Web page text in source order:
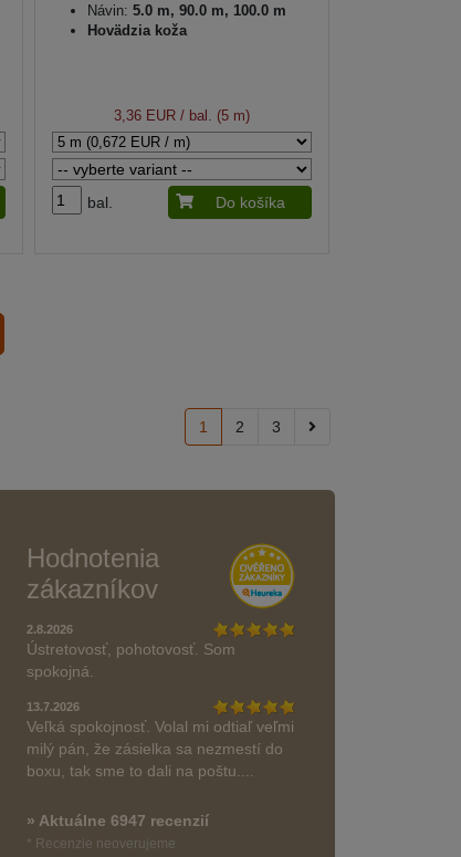
Návin: 5.0 m, 90.0 m, 100.0 m
Hovädzia koža
3,36 EUR/ bal. (5 m)
bal. Do košíka
1 2 3
Hodnotenia
zákazníkov
2.8.2026
Ústretovosť, pohotovosť. Som
spokojná.
13.7.2026
Veľká spokojnosť. Volal mi odtiaľ veľmi
milý pán, že zásielka sa nezmestí do
boxu, tak sme to dali na poštu....
» Aktuálne 6947 recenzií
* Recenzie neoverujeme